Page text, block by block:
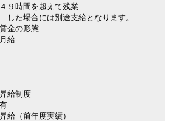
４９時間を超えて残業
した場合には別途支給となります。
賃金の形態
月給
昇給制度
有
昇給（前年度実績）